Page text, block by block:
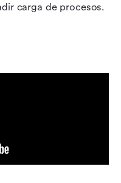
carga de procesos.